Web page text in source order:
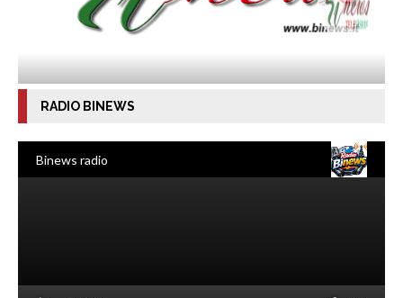
RADIO BINEWS